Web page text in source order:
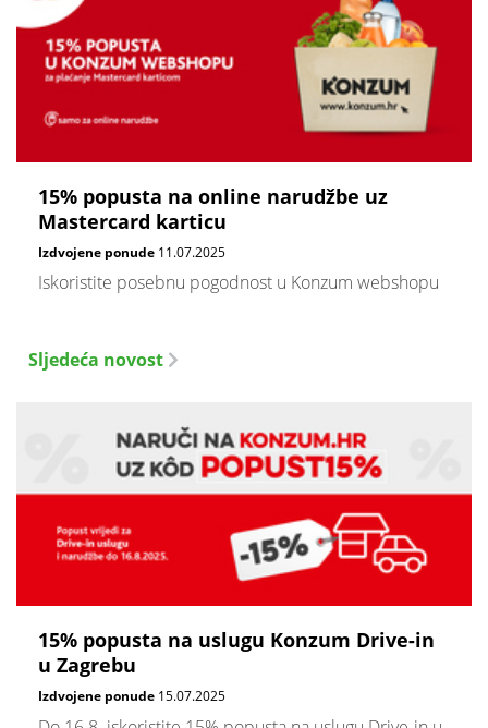
15% popusta na online narudžbe uz
Mastercard karticu
Izdvojene ponude 11.07.2025
Iskoristite posebnu pogodnost u Konzum webshopu
Sljedeća novost
15% popusta na uslugu Konzum Drive-in
u Zagrebu
Izdvojene ponude 15.07.2025